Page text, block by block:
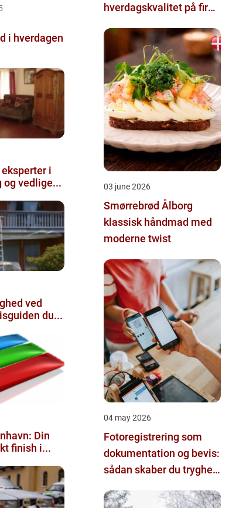
i hverdagen
i
vedlige...
ved
du...
Din
finish i...
hverdagskvalitet på fire
03 june 2026
Smørrebrød Ålborg
klassisk håndmad med
moderne twist
04 may 2026
Fotoregistrering som
dokumentation og bevis:
sådan skaber du tryghed